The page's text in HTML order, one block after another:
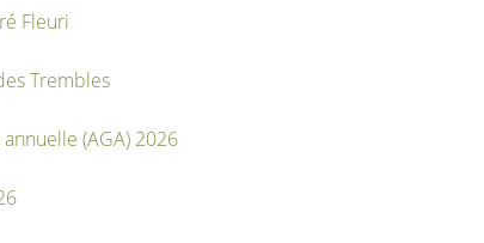
Fleuri
Trembles
(AGA) 2026